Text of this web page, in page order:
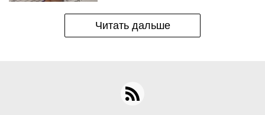
Читать дальше